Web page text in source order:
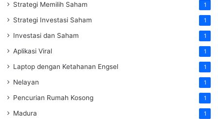
Strategi Memilih Saham 1
Strategi Investasi Saham 1
Investasi dan Saham 1
Aplikasi Viral 1
Laptop dengan Ketahanan Engsel 1
Nelayan 1
Pencurian Rumah Kosong 1
Madura 1